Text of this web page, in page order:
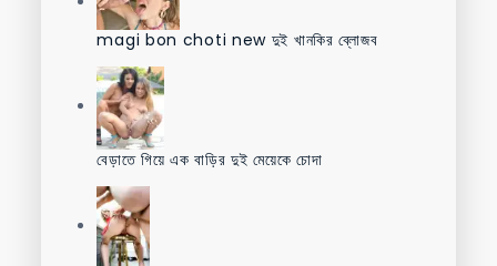
magi bon choti new দুই খানকির ব্লোজব
বেড়াতে গিয়ে এক বাড়ির দুই মেয়েকে চোদা